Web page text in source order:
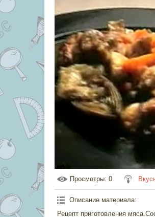
Просмотры: 0
Описание материала:
Рецепт приготовления